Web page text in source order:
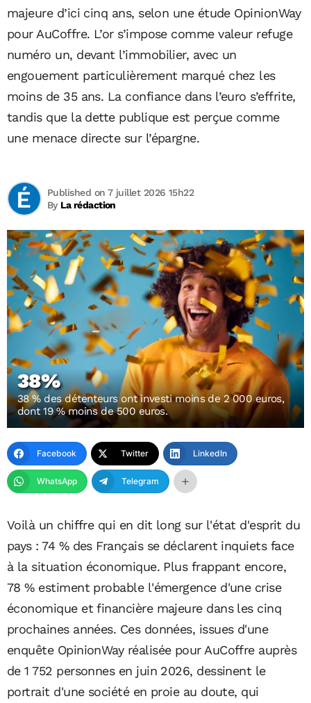
majeure d’ici cinq ans, selon une étude OpinionWay
pour AuCoffre. L’or s’impose comme valeur refuge
numéro un, devant l’immobilier, avec un
engouement particulièrement marqué chez les
moins de 35 ans. La confiance dans l’euro s’effrite,
tandis que la dette publique est perçue comme
une menace directe sur l’épargne.
By La rédaction
Published on 7 juillet 2026 15h22
38%
38 % des détenteurs ont investi moins de 2 000 euros,
dont 19 % moins de 500 euros.
Facebook Twitter LinkedIn
WhatsApp Telegram
Voilà un chiffre qui en dit long sur l'état d'esprit du
pays : 74 % des Français se déclarent inquiets face
à la situation économique. Plus frappant encore,
78 % estiment probable l'émergence d'une crise
économique et financière majeure dans les cinq
prochaines années. Ces données, issues d'une
enquête OpinionWay réalisée pour AuCoffre auprès
de 1 752 personnes en juin 2026, dessinent le
portrait d'une société en proie au doute, qui